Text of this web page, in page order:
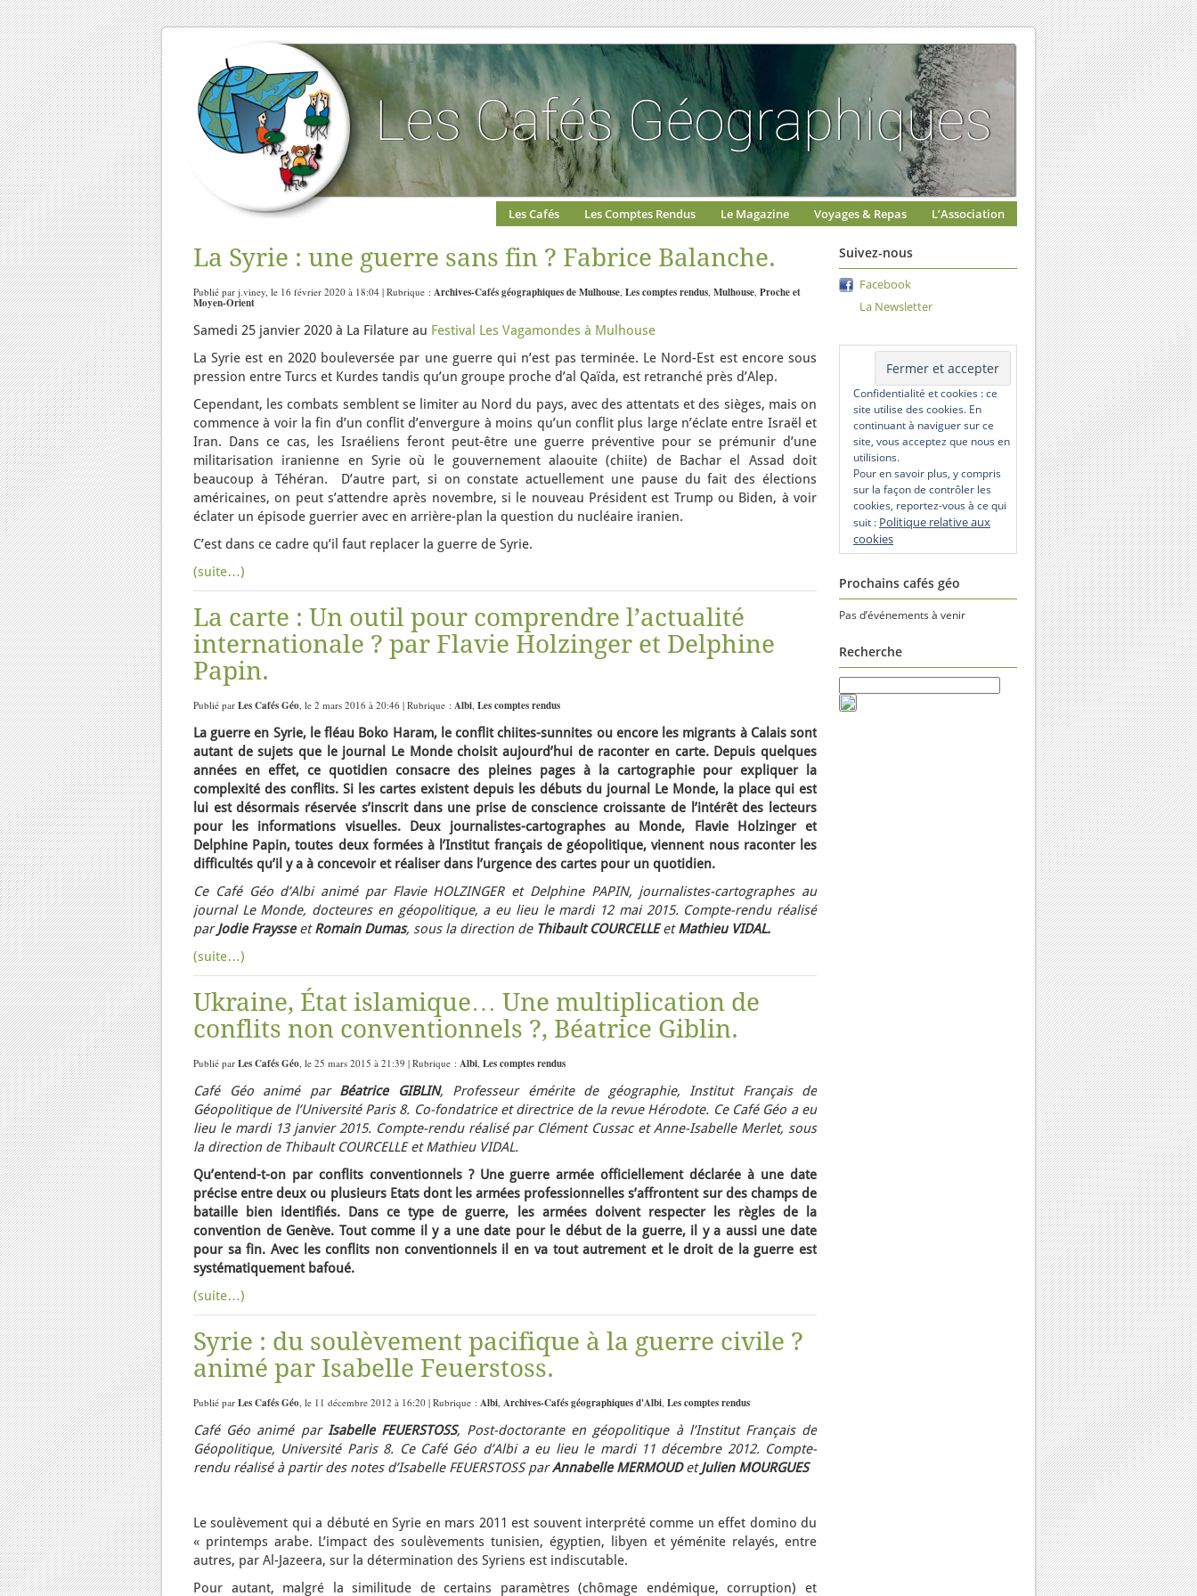
Les Cafés Les Comptes Rendus Le Magazine Voyages & Repas L’Association
La Syrie : une guerre sans fin ? Fabrice Balanche.
Publié par j.viney, le 16 février 2020 à 18:04 | Rubrique : Archives-Cafés géographiques de Mulhouse, Les comptes rendus, Mulhouse, Proche et
Moyen-Orient
Samedi 25 janvier 2020 à La Filature au Festival Les Vagamondes à Mulhouse
La Syrie est en 2020 bouleversée par une guerre qui n’est pas terminée. Le Nord-Est est encore sous
pression entre Turcs et Kurdes tandis qu’un groupe proche d’al Qaïda, est retranché près d’Alep.
Cependant, les combats semblent se limiter au Nord du pays, avec des attentats et des sièges, mais on
commence à voir la fin d’un conflit d’envergure à moins qu’un conflit plus large n’éclate entre Israël et
Iran. Dans ce cas, les Israéliens feront peut-être une guerre préventive pour se prémunir d’une
militarisation iranienne en Syrie où le gouvernement alaouite (chiite) de Bachar el Assad doit
beaucoup à Téhéran. D’autre part, si on constate actuellement une pause du fait des élections
américaines, on peut s’attendre après novembre, si le nouveau Président est Trump ou Biden, à voir
éclater un épisode guerrier avec en arrière-plan la question du nucléaire iranien.
C’est dans ce cadre qu’il faut replacer la guerre de Syrie.
(suite…)
La carte : Un outil pour comprendre l’actualité
internationale ? par Flavie Holzinger et Delphine
Papin.
Publié par Les Cafés Géo, le 2 mars 2016 à 20:46 | Rubrique : Albi, Les comptes rendus
La guerre en Syrie, le fléau Boko Haram, le conflit chiites-sunnites ou encore les migrants à Calais sont
autant de sujets que le journal Le Monde choisit aujourd’hui de raconter en carte. Depuis quelques
années en effet, ce quotidien consacre des pleines pages à la cartographie pour expliquer la
complexité des conflits. Si les cartes existent depuis les débuts du journal Le Monde, la place qui est
lui est désormais réservée s’inscrit dans une prise de conscience croissante de l’intérêt des lecteurs
pour les informations visuelles. Deux journalistes-cartographes au Monde, Flavie Holzinger et
Delphine Papin, toutes deux formées à l’Institut français de géopolitique, viennent nous raconter les
difficultés qu’il y a à concevoir et réaliser dans l’urgence des cartes pour un quotidien.
Ce Café Géo d’Albi animé par Flavie HOLZINGER et Delphine PAPIN, journalistes-cartographes au
journal Le Monde, docteures en géopolitique, a eu lieu le mardi 12 mai 2015. Compte-rendu réalisé
parJodie FraysseetRomain Dumas, sous la direction de Thibault COURCELLEetMathieu VIDAL.
(suite…)
Ukraine, État islamique… Une multiplication de
conflits non conventionnels ?, Béatrice Giblin.
Publié par Les Cafés Géo, le 25 mars 2015 à 21:39 | Rubrique : Albi, Les comptes rendus
Café Géo animé par Béatrice GIBLIN, Professeur émérite de géographie, Institut Français de
Géopolitique de l’Université Paris 8. Co-fondatrice et directrice de la revue Hérodote. Ce Café Géo a eu
lieu le mardi 13 janvier 2015. Compte-rendu réalisé par Clément Cussac et Anne-Isabelle Merlet, sous
la direction de Thibault COURCELLE et Mathieu VIDAL.
Qu’entend-t-on par conflits conventionnels ? Une guerre armée officiellement déclarée à une date
précise entre deux ou plusieurs Etats dont les armées professionnelles s’affrontent sur des champs de
bataille bien identifiés. Dans ce type de guerre, les armées doivent respecter les règles de la
convention de Genève. Tout comme il y a une date pour le début de la guerre, il y a aussi une date
pour sa fin.Avec les conflits non conventionnels il en va tout autrement et le droit de la guerre est
systématiquement bafoué.
(suite…)
Syrie : du soulèvement pacifique à la guerre civile ?
animé par Isabelle Feuerstoss.
Publié par Les Cafés Géo, le 11 décembre 2012 à 16:20 | Rubrique : Albi, Archives-Cafés géographiques d'Albi, Les comptes rendus
Café Géo animé par Isabelle FEUERSTOSS, Post-doctorante en géopolitique à l’Institut Français de
Géopolitique, Université Paris 8. Ce Café Géo d’Albi a eu lieu le mardi 11 décembre 2012. Compte-
rendu réalisé à partir des notes d’Isabelle FEUERSTOSS parAnnabelle MERMOUDetJulien MOURGUES
Le soulèvement qui a débuté en Syrie en mars 2011 est souvent interprété comme un effet domino du
« printemps arabe. L’impact des soulèvements tunisien, égyptien, libyen et yéménite relayés, entre
autres, par Al-Jazeera, sur la détermination des Syriens est indiscutable.
Pour autant, malgré la similitude de certains paramètres (chômage endémique, corruption) et
Suivez-nous
Facebook
La Newsletter
Confidentialité et cookies : ce
site utilise des cookies. En
continuant à naviguer sur ce
site, vous acceptez que nous en
utilisions.
Pour en savoir plus, y compris
sur la façon de contrôler les
cookies, reportez-vous à ce qui
suit : Politique relative aux
cookies
Prochains cafés géo
Pas d’événements à venir
Recherche